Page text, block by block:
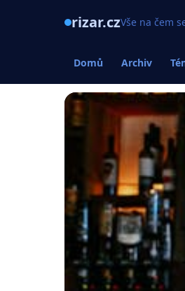
rizar.czVše na čem
Domů Archiv